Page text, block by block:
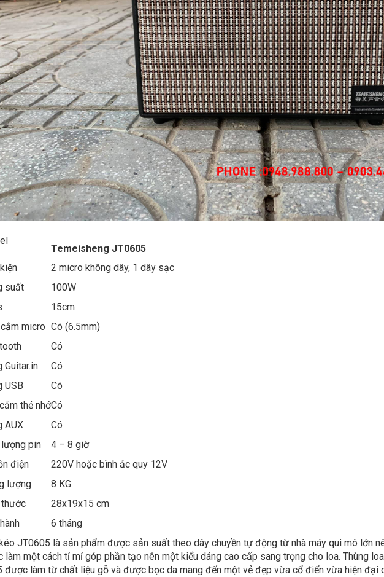
Temeisheng JT0605
2 micro không dây, 1 dây sạc
suất
100W
15cm
micro Có (6.5mm)
Có
Guitar.in
Có
USB
Có
thẻ nhớCó
AUX
Có
pin
4 – 8 giờ
điện
220V hoặc bình ắc quy 12V
lượng
8 KG
28x19x15 cm
6 tháng
JT0605 là sản phẩm được sản suất theo dây chuyền tự động từ nhà máy qui mô lớn
làm một cách tỉ mỉ góp phần tạo nên một kiểu dáng cao cấp sang trọng cho loa. Thùng
được làm từ chất liệu gỗ và được bọc da mang đến một vẻ đẹp vừa cổ điển vừa hiện đại